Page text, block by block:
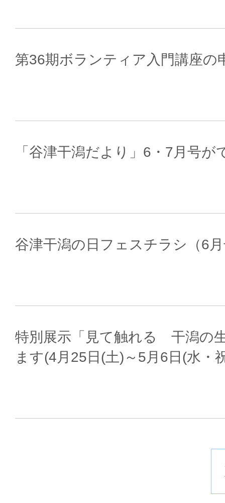
第36期ボランティア入門講座の
「谷津干潟だより」6・7月号が
谷津干潟の日フェスチラシ（6
特別展示「見て触れる 干潟の
ます(4月25日(土)～5月6日(水・